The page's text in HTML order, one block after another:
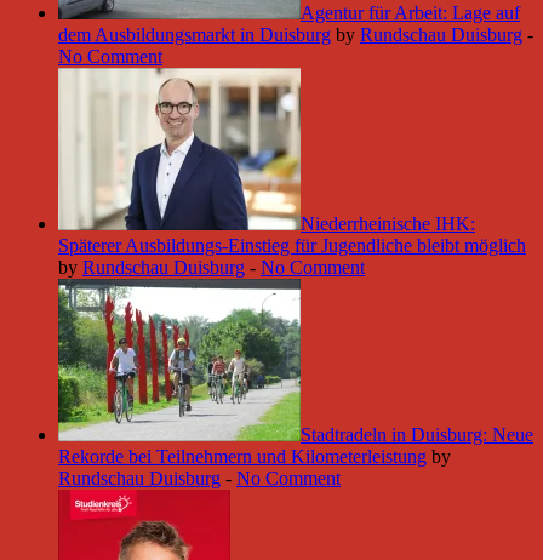
Agentur für Arbeit: Lage auf
dem Ausbildungsmarkt in Duisburg by Rundschau Duisburg -
No Comment
Niederrheinische IHK:
Späterer Ausbildungs-Einstieg für Jugendliche bleibt möglich
by Rundschau Duisburg - No Comment
Stadtradeln in Duisburg: Neue
Rekorde bei Teilnehmern und Kilometerleistung by
Rundschau Duisburg - No Comment